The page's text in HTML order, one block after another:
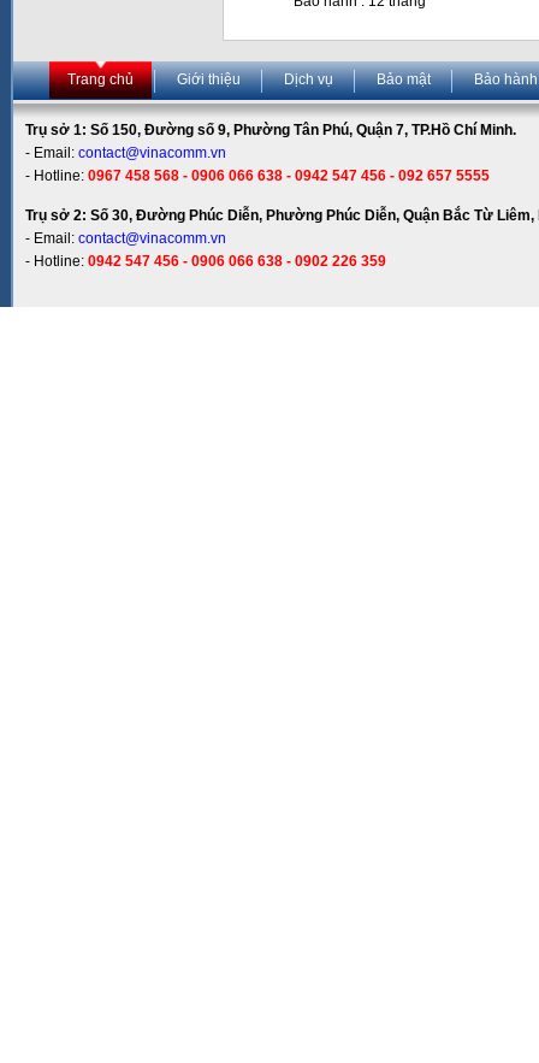
Trang chủ Giới thiệu Dịch vụ Bảo mật Bảo hành
Trụ sở 1: Số 150, Đường số 9, Phường Tân Phú, Quận 7, TP.Hồ Chí Minh.
- Email: contact@vinacomm.vn
- Hotline: 0967 458 568 - 0906 066 638 - 0942 547 456 - 092 657 5555
Trụ sở 2: Số 30, Đường Phúc Diễn, Phường Phúc Diễn, Quận Bắc Từ Liêm,
- Email: contact@vinacomm.vn
- Hotline: 0942 547 456 - 0906 066 638 - 0902 226 359